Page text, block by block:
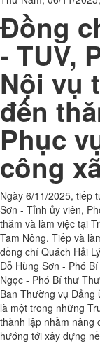
Đồng
- TUV,
Nội vụ
đến
Phục
công
Ngày 6/11/2025, tiếp
Sơn - Tỉnh ủy viên,
thăm và làm việc tại
Tam Nông. Tiếp và
đồng chí Quách Hải
Đỗ Hùng Sơn - Phó
Ngọc - Phó Bí thư
Ban Thường vụ Đảng
là một trong những
thành lập nhằm nâng
hướng tới xây dựng